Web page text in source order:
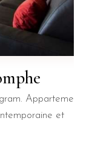
Appartement 2
et